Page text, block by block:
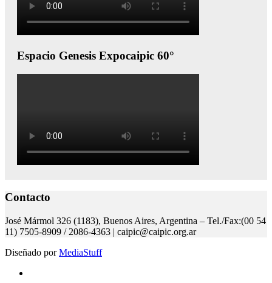
Espacio Genesis Expocaipic 60°
Contacto
José Mármol 326 (1183), Buenos Aires, Argentina – Tel./Fax:(00 54
11) 7505-8909 / 2086-4363 | caipic@caipic.org.ar
Diseñado porMediaStuff